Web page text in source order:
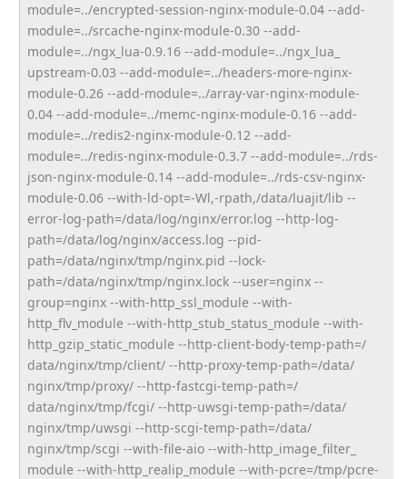
module=../encrypted-session-nginx-module-0.04 --add-
module=../srcache-nginx-module-0.30 --add-
module=../ngx_lua-0.9.16 --add-module=../ngx_lua_
upstream-0.03 --add-module=../headers-more-nginx-
module-0.26 --add-module=../array-var-nginx-module-
0.04 --add-module=../memc-nginx-module-0.16 --add-
module=../redis2-nginx-module-0.12 --add-
module=../redis-nginx-module-0.3.7 --add-module=../rds-
json-nginx-module-0.14 --add-module=../rds-csv-nginx-
module-0.06 --with-ld-opt=-Wl,-rpath,/data/luajit/lib --
error-log-path=/data/log/nginx/error.log --http-log-
path=/data/log/nginx/access.log --pid-
path=/data/nginx/tmp/nginx.pid --lock-
path=/data/nginx/tmp/nginx.lock --user=nginx --
group=nginx --with-http_ssl_module --with-
http_flv_module --with-http_stub_status_module --with-
http_gzip_static_module --http-client-body-temp-path=/
data/nginx/tmp/client/ --http-proxy-temp-path=/data/
nginx/tmp/proxy/ --http-fastcgi-temp-path=/
data/nginx/tmp/fcgi/ --http-uwsgi-temp-path=/data/
nginx/tmp/uwsgi --http-scgi-temp-path=/data/
nginx/tmp/scgi --with-file-aio --with-http_image_filter_
module --with-http_realip_module --with-pcre=/tmp/pcre-